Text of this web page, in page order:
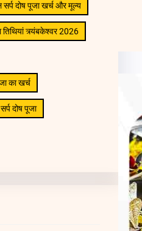
सर्प दोष पूजा खर्च और मूल्य
तिथियां त्र्यंबकेश्वर 2026
का खर्च
दोष पूजा